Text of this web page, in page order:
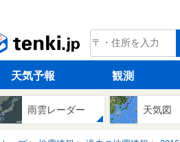
tenki.jp
天気予報 観測
雨雲レーダー 天気図